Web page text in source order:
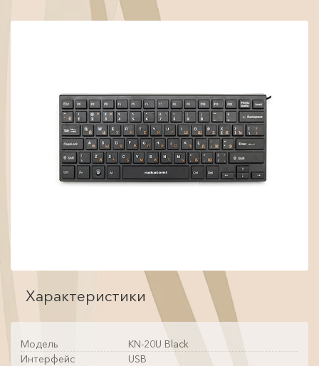
Характеристики
Модель
KN-20U Black
Интерфейс
USB